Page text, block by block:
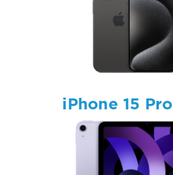
iPhone 15